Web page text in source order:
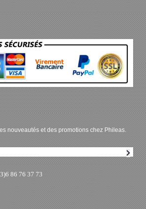
nouveautés et des promotions chez Phileas.
86 76 37 73